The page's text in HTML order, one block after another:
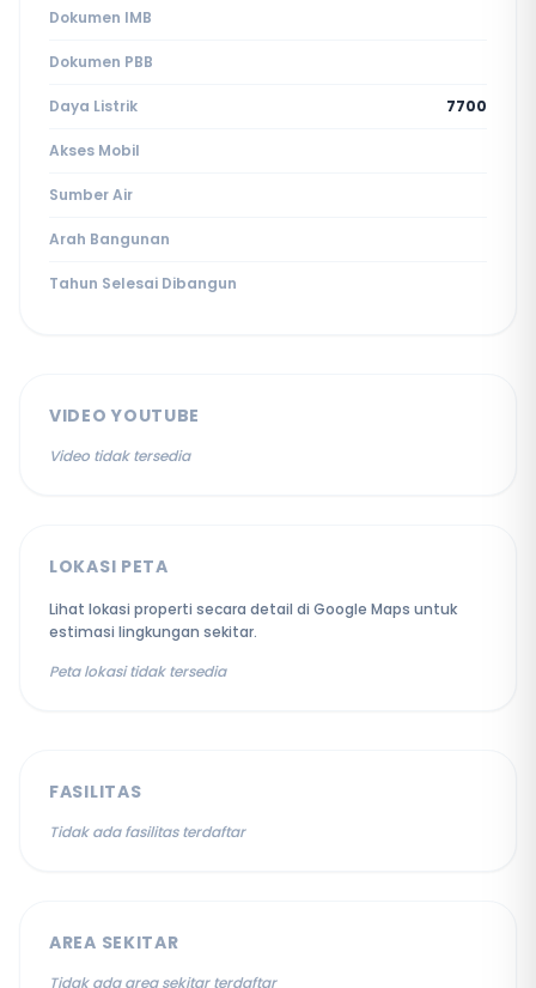
Dokumen IMB
Dokumen PBB
Daya Listrik 7700
Akses Mobil
Sumber Air
Arah Bangunan
Tahun Selesai Dibangun
VIDEO YOUTUBE
Video tidak tersedia
LOKASI PETA
Lihat lokasi properti secara detail di Google Maps untuk
estimasi lingkungan sekitar.
Peta lokasi tidak tersedia
FASILITAS
Tidak ada fasilitas terdaftar
AREA SEKITAR
Tidak ada area sekitar terdaftar